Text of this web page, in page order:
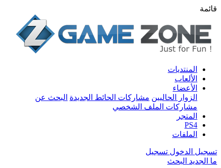
قائمة
المنتديات
الألعاب
الأعضاء
الزوار الحاليين مشاركات الحائط الجديدة البحث عن
مشاركات الملف الشخصي
المتجر
PS4
الملفات
تسجيل الدخول تسجيل
ما الجديد البحث